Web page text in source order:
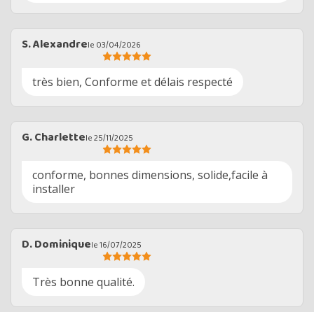
S. Alexandrele 03/04/2026
très bien, Conforme et délais respecté
G. Charlettele 25/11/2025
conforme, bonnes dimensions, solide,facile à
installer
D. Dominiquele 16/07/2025
Très bonne qualité.